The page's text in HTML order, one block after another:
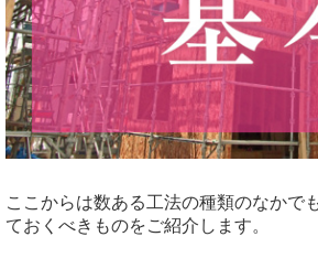
ここからは数ある工法の種類のなかで
ておくべきものをご紹介します。